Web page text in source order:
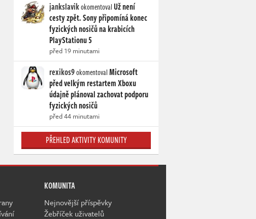
jankslavikokomentovalUž není
cesty zpět. Sony připomíná konec
fyzických nosičů na krabicích
PlayStationu 5
před 19 minutami
rexikos9okomentovalMicrosoft
před velkým restartem Xboxu
údajně plánoval zachovat podporu
fyzických nosičů
před 44 minutami
PŘEHLED AKTIVITY KOMUNITY
KOMUNITA
Nejnovější příspěvky
Žebříček uživatelů